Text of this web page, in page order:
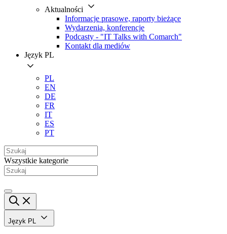
Aktualności
Informacje prasowe, raporty bieżące
Wydarzenia, konferencje
Podcasty - "IT Talks with Comarch"
Kontakt dla mediów
Język PL
PL
EN
DE
FR
IT
ES
PT
Wszystkie kategorie
Język PL